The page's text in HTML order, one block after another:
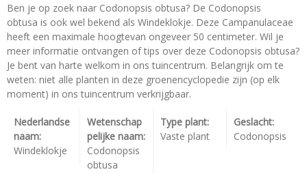
Ben je op zoek naar Codonopsis obtusa? De Codonopsis
obtusa is ook wel bekend als Windeklokje. Deze Campanulaceae
heeft een maximale hoogtevan ongeveer 50 centimeter. Wil je
meer informatie ontvangen of tips over deze Codonopsis obtusa?
Je bent van harte welkom in ons tuincentrum. Belangrijk om te
weten: niet alle planten in deze groenencyclopedie zijn (op elk
moment) in ons tuincentrum verkrijgbaar.
Nederlandse
naam:
Windeklokje
Wetenschap
pelijke naam:
Codonopsis
obtusa
Type plant:
Vaste plant
Geslacht:
Codonopsis